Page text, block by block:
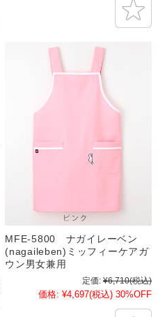
MFE-5800 ナガイレーベン
(nagaileben)ミッフィーケアガ
ウン男女兼用
定価: ¥6,710(税込)
価格: ¥4,697(税込) 30%OFF